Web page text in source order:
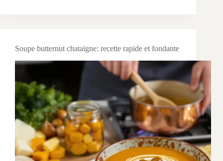
Soupe butternut chataigne: recette rapide et fondante